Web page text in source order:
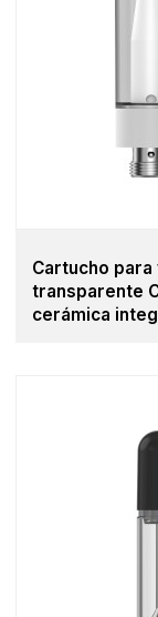
Cartucho
transparente
cerámica